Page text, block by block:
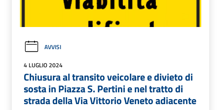
AVVISI
4 LUGLIO 2024
Chiusura al transito veicolare e divieto di
sosta in Piazza S. Pertini e nel tratto di
strada della Via Vittorio Veneto adiacente